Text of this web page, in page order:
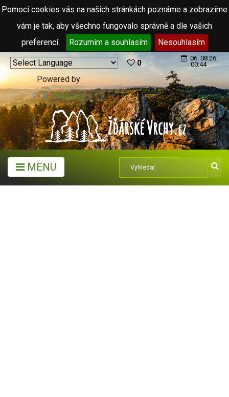
Pomocí cookies vás na našich stránkách poznáme a zobrazíme
vám je tak, aby všechno fungovalo správně a dle vašich
preferencí.
Rozumím a souhlasím Nesouhlasím
Powered by
Translate
0
06. 08.26
00:44
MENU